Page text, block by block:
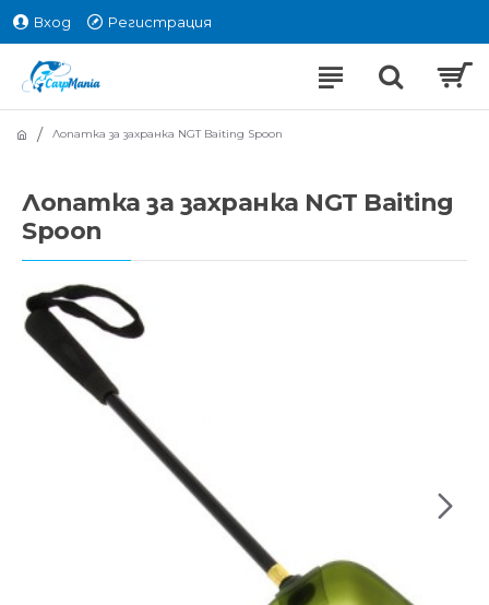
Вход Регистрация
Лопатка за захранка NGT Baiting Spoon
Лопатка за захранка NGT Baiting
Spoon